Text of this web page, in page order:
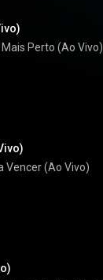
Mais Perto (Ao Vivo)
Vencer (Ao Vivo)